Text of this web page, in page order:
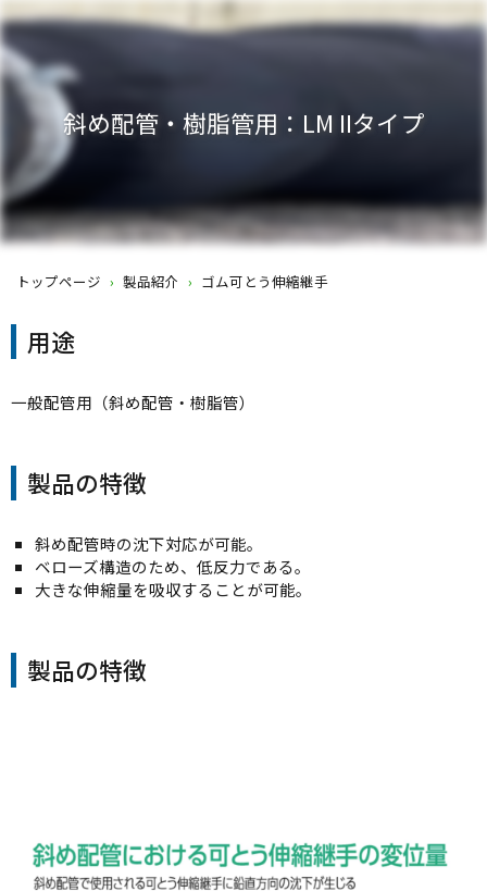
斜め配管・樹脂管用：LM IIタイプ
トップページ › 製品紹介 › ゴム可とう伸縮継手
用途
一般配管用（斜め配管・樹脂管）
製品の特徴
斜め配管時の沈下対応が可能。
ベローズ構造のため、低反力である。
大きな伸縮量を吸収することが可能。
製品の特徴